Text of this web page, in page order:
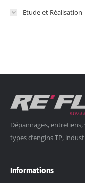
Etude et Réalisation
Dépannages,
types d’engins TP,
Informations